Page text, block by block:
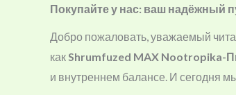
Покупайте у нас: ваш надёжный
Добро пожаловать, уважаемый
какShrumfuzed MAX Nootropika-
и внутреннем балансе. И сегодня